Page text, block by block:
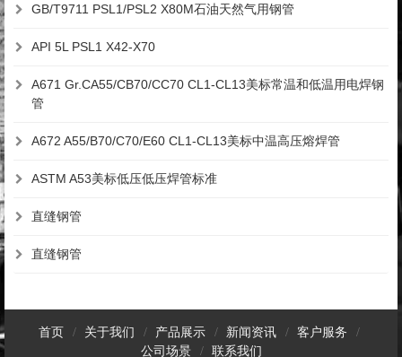
GB/T9711 PSL1/PSL2 X80M石油天然气用钢管
API 5L PSL1 X42-X70
A671 Gr.CA55/CB70/CC70 CL1-CL13美标常温和低温用电焊钢
管
A672 A55/B70/C70/E60 CL1-CL13美标中温高压熔焊管
ASTM A53美标低压低压焊管标准
直缝钢管
直缝钢管
首页 关于我们 产品展示 新闻资讯
客户服务
公司场景
联系我们